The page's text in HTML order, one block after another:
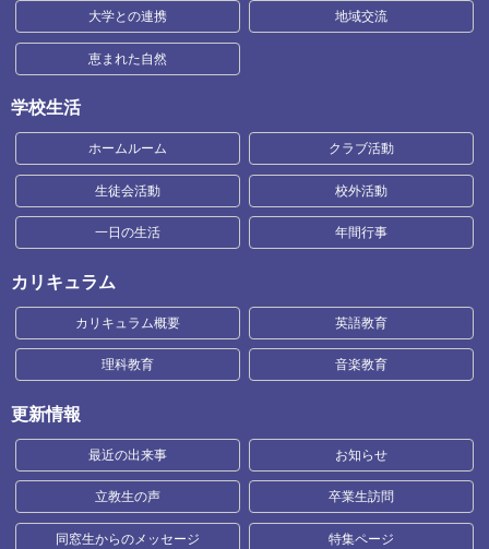
大学との連携 地域交流
恵まれた自然
学校生活
ホームルーム クラブ活動
生徒会活動 校外活動
一日の生活 年間行事
カリキュラム
カリキュラム概要 英語教育
理科教育 音楽教育
更新情報
最近の出来事 お知らせ
立教生の声 卒業生訪問
同窓生からのメッセージ 特集ページ